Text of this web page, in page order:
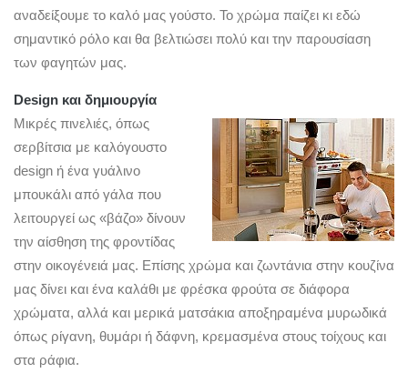
αναδείξουμε το καλό μας γούστο. Το χρώμα παίζει κι εδώ
σημαντικό ρόλο και θα βελτιώσει πολύ και την παρουσίαση
των φαγητών μας.
Design και δημιουργία
Μικρές πινελιές, όπως
σερβίτσια με καλόγουστο
design ή ένα γυάλινο
μπουκάλι από γάλα που
λειτουργεί ως «βάζο» δίνουν
την αίσθηση της φροντίδας
στην οικογένειά μας. Επίσης χρώμα και ζωντάνια στην κουζίνα
μας δίνει και ένα καλάθι με φρέσκα φρούτα σε διάφορα
χρώματα, αλλά και μερικά ματσάκια αποξηραμένα μυρωδικά
όπως ρίγανη, θυμάρι ή δάφνη, κρεμασμένα στους τοίχους και
στα ράφια.